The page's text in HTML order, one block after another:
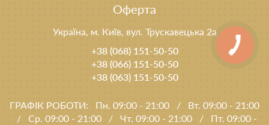
Оферта
Україна, м. Київ, вул. Трускавецька 2а
+38 (068) 151-50-50
+38 (066) 151-50-50
+38 (063) 151-50-50
ГРАФІК РОБОТИ: Пн. 09:00 - 21:00 /
Вт. 09:00 - 21:00
/
Ср. 09:00 - 21:00 / Чт. 09:00 - 21:00 / Пт. 09:00 -